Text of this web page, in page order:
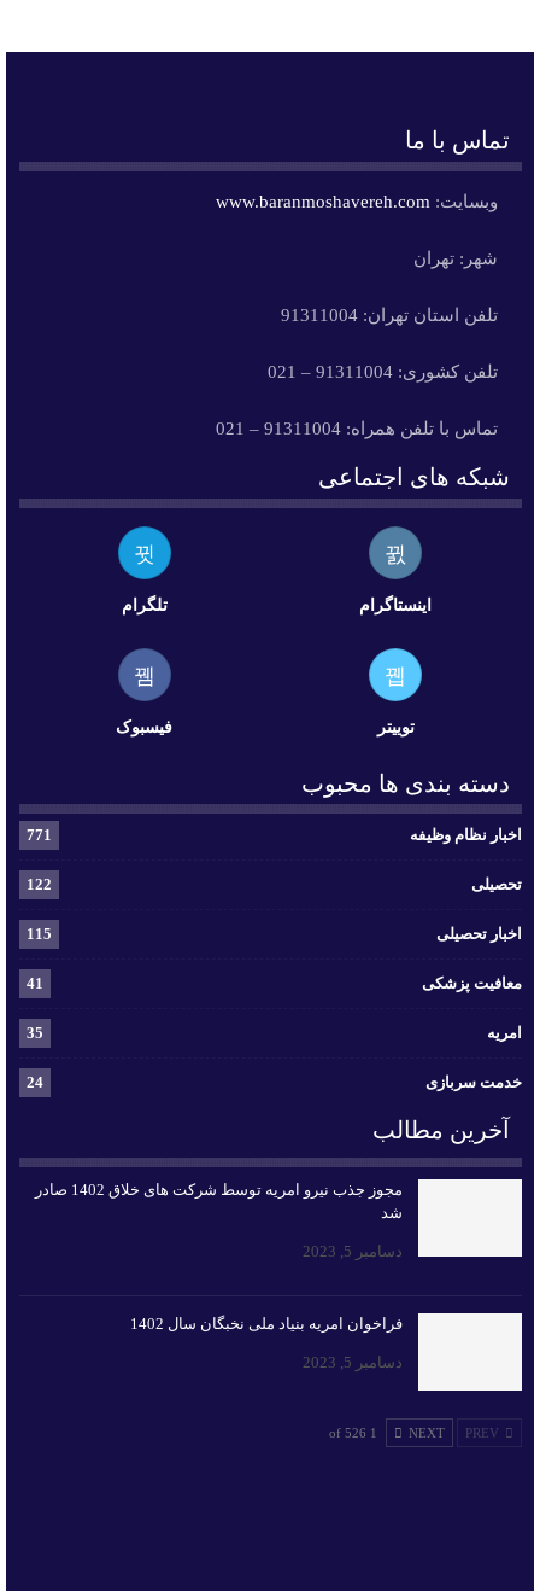
تماس با ما
وبسایت: www.baranmoshavereh.com
شهر: تهران
تلفن استان تهران: 91311004
تلفن کشوری: 91311004 – 021
تماس با تلفن همراه: 91311004 – 021
شبکه های اجتماعی
اینستاگرام تلگرام
توییتر فیسبوک
دسته بندی ها محبوب
اخبار نظام وظیفه 771
تحصیلی 122
اخبار تحصیلی 115
معافیت پزشکی 41
امریه 35
خدمت سربازی 24
آخرین مطالب
مجوز جذب نیرو امریه توسط شرکت های خلاق 1402 صادر
شد
دسامبر 5, 2023
فراخوان امریه بنیاد ملی نخبگان سال 1402
دسامبر 5, 2023
NEXT
1 of 526